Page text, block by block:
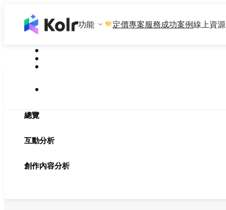
功能 定價專案服務成功案例線上資源
總覽
互動分析
創作內容分析